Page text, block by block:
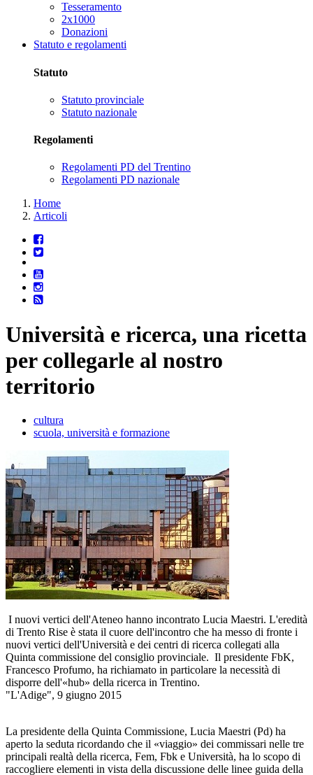
Tesseramento
2x1000
Donazioni
Statuto e regolamenti
Statuto
Statuto provinciale
Statuto nazionale
Regolamenti
Regolamenti PD del Trentino
Regolamenti PD nazionale
Home
Articoli
Università e ricerca, una ricetta
per collegarle al nostro
territorio
cultura
scuola, università e formazione
I nuovi vertici dell'Ateneo hanno incontrato Lucia Maestri. L'eredità
di Trento Rise è stata il cuore dell'incontro che ha messo di fronte i
nuovi vertici dell'Università e dei centri di ricerca collegati alla
Quinta commissione del consiglio provinciale. Il presidente FbK,
Francesco Profumo, ha richiamato in particolare la necessità di
disporre dell'«hub» della ricerca in Trentino.
"L'Adige", 9 giugno 2015
La presidente della Quinta Commissione, Lucia Maestri (Pd) ha
aperto la seduta ricordando che il «viaggio» dei commissari nelle tre
principali realtà della ricerca, Fem, Fbk e Università, ha lo scopo di
raccogliere elementi in vista della discussione delle linee guida della